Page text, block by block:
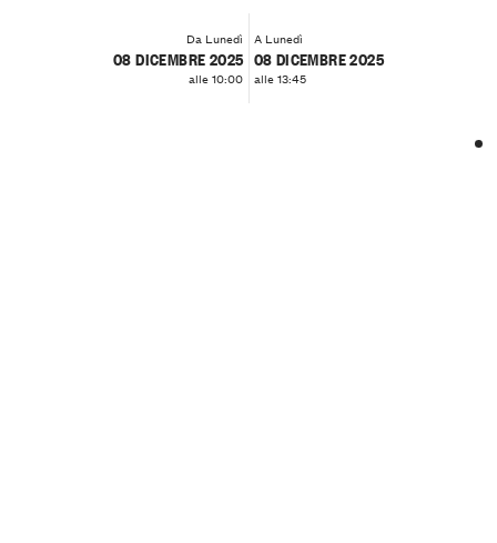
Da Lunedì
08 DICEMBRE 2025
alle 10:00
A Lunedì
08 DICEMBRE 2025
alle 13:45